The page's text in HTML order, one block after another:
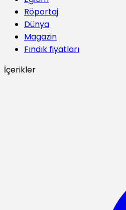
Röportaj
Dünya
Magazin
Fındık fiyatları
İçerikler